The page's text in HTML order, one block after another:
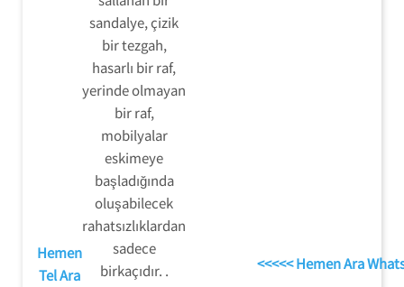
Hemen
Tel Ara
sandalye, çizik
bir tezgah,
hasarlı bir raf,
yerinde olmayan
bir raf,
mobilyalar
eskimeye
başladığında
oluşabilecek
rahatsızlıklardan
sadece
birkaçıdır. .
<<<<< Hemen Ara